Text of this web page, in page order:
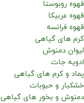
قهوه روبوستا
قهوه عربیکا
قهوه فرانسه
کرم های گیاهی
لیوان دمنوش
ادویه جات
پماد و کرم های گیاهی
خشکبار و حبوبات
دمنوش و بخور های گیاهی